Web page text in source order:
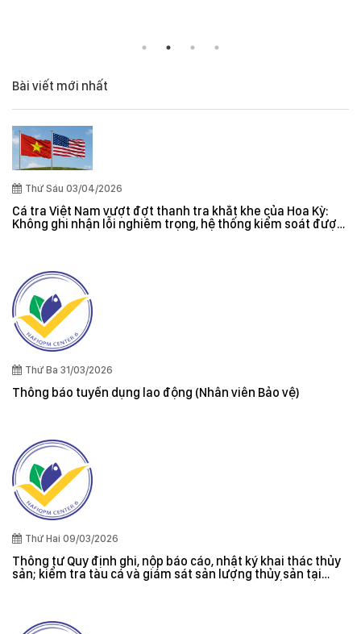
Bài viết mới nhất
Thứ Sáu 03/04/2026
Cá tra Việt Nam vượt đợt thanh tra khắt khe của Hoa Kỳ:
Không ghi nhận lỗi nghiêm trọng, hệ thống kiểm soát được
Thứ Ba 31/03/2026
Thông báo tuyển dụng lao động (Nhân viên Bảo vệ)
Thứ Hai 09/03/2026
Thông tư Quy định ghi, nộp báo cáo, nhật ký khai thác thủy
sản; kiểm tra tàu cá và giám sát sản lượng thủy sản tại